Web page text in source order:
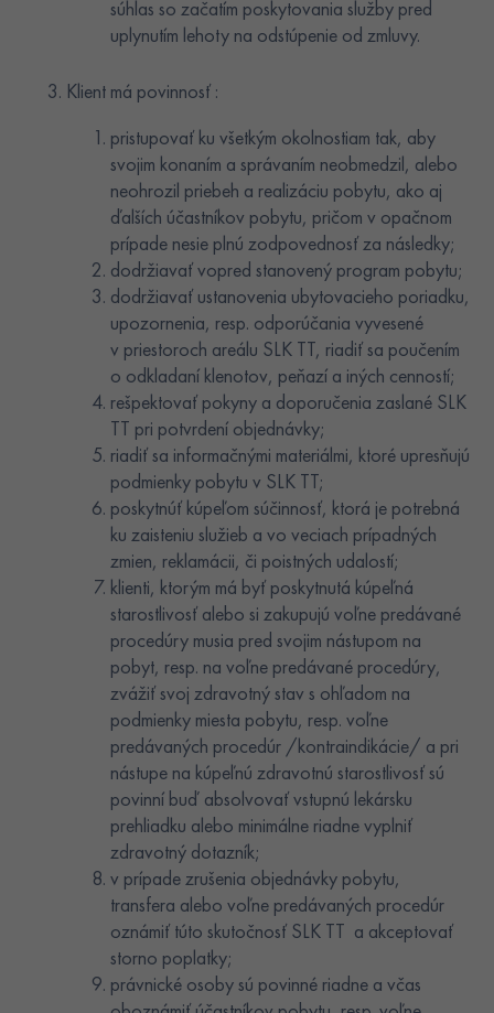
súhlas so začatím poskytovania služby pred
uplynutím lehoty na odstúpenie od zmluvy.
Klient má povinnosť :
pristupovať ku všetkým okolnostiam tak, aby
svojim konaním a správaním neobmedzil, alebo
neohrozil priebeh a realizáciu pobytu, ako aj
ďalších účastníkov pobytu, pričom v opačnom
prípade nesie plnú zodpovednosť za následky;
dodržiavať vopred stanovený program pobytu;
dodržiavať ustanovenia ubytovacieho poriadku,
upozornenia, resp. odporúčania vyvesené
v priestoroch areálu SLK TT, riadiť sa poučením
o odkladaní klenotov, peňazí a iných cenností;
rešpektovať pokyny a doporučenia zaslané SLK
TT pri potvrdení objednávky;
riadiť sa informačnými materiálmi, ktoré upresňujú
podmienky pobytu v SLK TT;
poskytnúť kúpeľom súčinnosť, ktorá je potrebná
ku zaisteniu služieb a vo veciach prípadných
zmien, reklamácii, či poistných udalostí;
klienti, ktorým má byť poskytnutá kúpeľná
starostlivosť alebo si zakupujú voľne predávané
procedúry musia pred svojim nástupom na
pobyt, resp. na voľne predávané procedúry,
zvážiť svoj zdravotný stav s ohľadom na
podmienky miesta pobytu, resp. voľne
predávaných procedúr /kontraindikácie/ a pri
nástupe na kúpeľnú zdravotnú starostlivosť sú
povinní buď absolvovať vstupnú lekársku
prehliadku alebo minimálne riadne vyplniť
zdravotný dotazník;
v prípade zrušenia objednávky pobytu,
transfera alebo voľne predávaných procedúr
oznámiť túto skutočnosť SLK TT a akceptovať
storno poplatky;
právnické osoby sú povinné riadne a včas